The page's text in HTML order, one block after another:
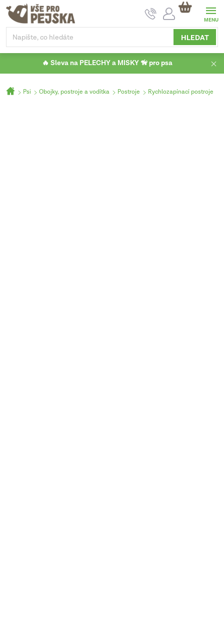
Přejít
obsah
HLEDAT
NÁKUPNÍ
KOŠÍK
🔥 Sleva na PELECHY a MISKY 🦮 pro psa
Domů
Psi Obojky, postroje a vodítka Postroje Rychlozapínací postroje